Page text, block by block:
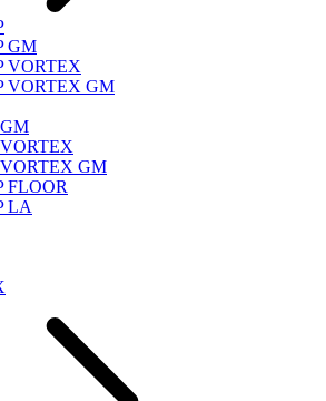
GM
VORTEX
VORTEX GM
GM
FLOOR
LA